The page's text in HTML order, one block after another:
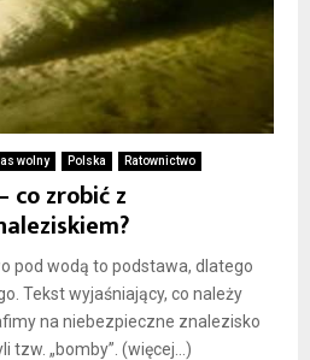
wolny Polska Ratownictwo
co zrobić z
pod wodą to podstawa, dlatego
Tekst wyjaśniający, co należy
na niebezpieczne znalezisko
tzw. „bomby”. (więcej…)